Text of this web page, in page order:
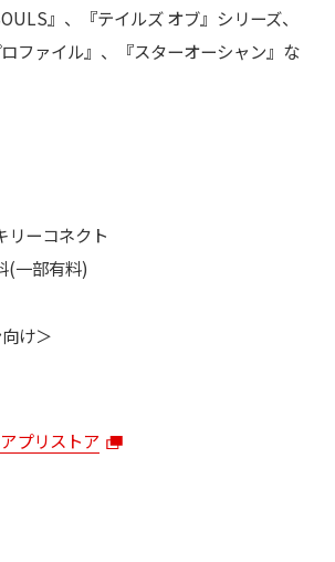
』、『テイルズ オブ』シリーズ、
ロファイル』、『スターオーシャン』な
リーコネクト
(一部有料)
け＞
プリストア